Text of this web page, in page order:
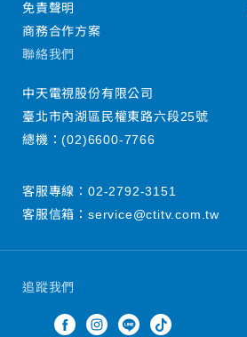
追蹤我們
免責聲明
商務合作方案
聯絡我們
中天電視股份有限公司
臺北市內湖區民權東路六段25號
總機：(02)6600-7766
客服專線： 02-2792-3151
客服信箱： service@ctitv.com.tw